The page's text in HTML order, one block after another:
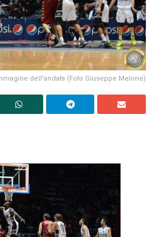
dell'andata (Foto Giuseppe Melone)